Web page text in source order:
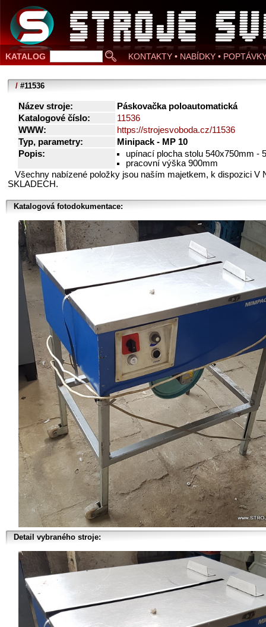
KATALOG KONTAKTY • NABÍDKY •
/ #11536
Název stroje:
Páskovačka poloautomatická
Katalogové číslo:
11536
WWW:
https://strojesvoboda.cz/11536
Typ, parametry:
Minipack - MP 10
Popis:
upínací plocha stolu 540x750mm -
pracovní výška 900mm
Všechny nabízené položky jsou naším majetkem, k dispozici V
SKLADECH.
Katalogová fotodokumentace:
Detail vybraného stroje: